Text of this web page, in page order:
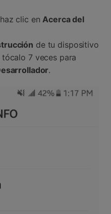
clic enAcerca del
de tu dispositivo
7 veces para
.